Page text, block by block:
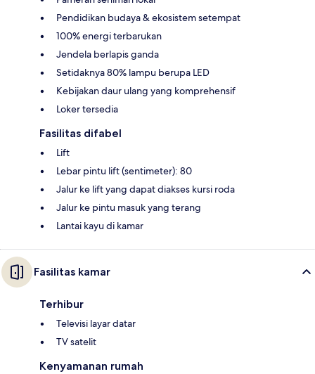
Pendidikan budaya & ekosistem setempat
100% energi terbarukan
Jendela berlapis ganda
Setidaknya 80% lampu berupa LED
Kebijakan daur ulang yang komprehensif
Loker tersedia
Fasilitas difabel
Lift
Lebar pintu lift (sentimeter): 80
Jalur ke lift yang dapat diakses kursi roda
Jalur ke pintu masuk yang terang
Lantai kayu di kamar
Fasilitas kamar
Terhibur
Televisi layar datar
TV satelit
Kenyamanan rumah